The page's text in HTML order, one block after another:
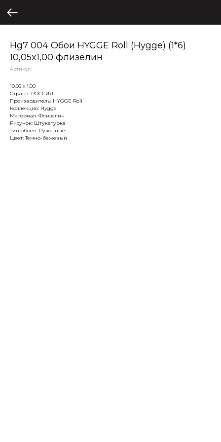
Hg7 004 Обои HYGGE Roll (Hygge) (1*6)
10,05x1,00 флизелин
Артикул:
10.05 х 1.00
Страна: РОССИЯ
Производитель: HYGGE Roll
Коллекция: Hygge
Материал: Флизелин
Рисунок: Штукатурка
Тип обоев: Рулонные
Цвет: Темно-бежевый